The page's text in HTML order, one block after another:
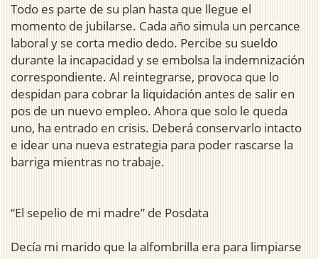
Todo es parte de su plan hasta que llegue el
momento de jubilarse. Cada año simula un percance
laboral y se corta medio dedo. Percibe su sueldo
durante la incapacidad y se embolsa la indemnización
correspondiente. Al reintegrarse, provoca que lo
despidan para cobrar la liquidación antes de salir en
pos de un nuevo empleo. Ahora que solo le queda
uno, ha entrado en crisis. Deberá conservarlo intacto
e idear una nueva estrategia para poder rascarse la
barriga mientras no trabaje.
“El sepelio de mi madre” de Posdata
Decía mi marido que la alfombrilla era para limpiarse